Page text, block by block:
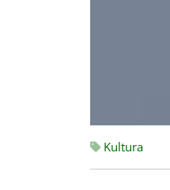
Kultura